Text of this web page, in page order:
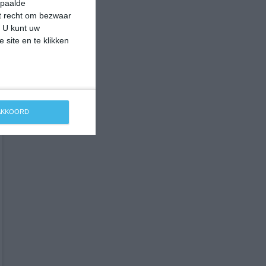
recht om bezwaar
kunt uw
site en te klikken